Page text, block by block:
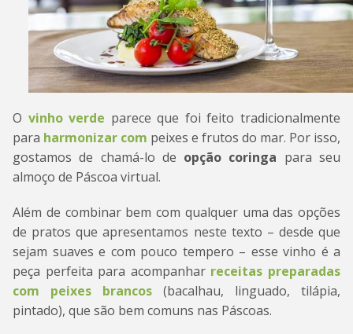
O vinho verde parece que foi feito tradicionalmente
para harmonizar com peixes e frutos do mar. Por isso,
gostamos de chamá-lo de opção coringa para seu
almoço de Páscoa virtual.
Além de combinar bem com qualquer uma das opções
de pratos que apresentamos neste texto – desde que
sejam suaves e com pouco tempero – esse vinho é a
peça perfeita para acompanhar receitas preparadas
com peixes brancos (bacalhau, linguado, tilápia,
pintado), que são bem comuns nas Páscoas.